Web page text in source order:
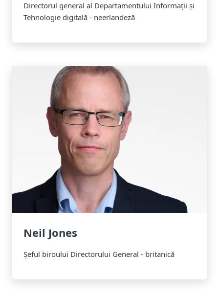
Directorul general al Departamentului Informații și
Tehnologie digitală - neerlandeză
Neil Jones
Șeful biroului Directorului General - britanică